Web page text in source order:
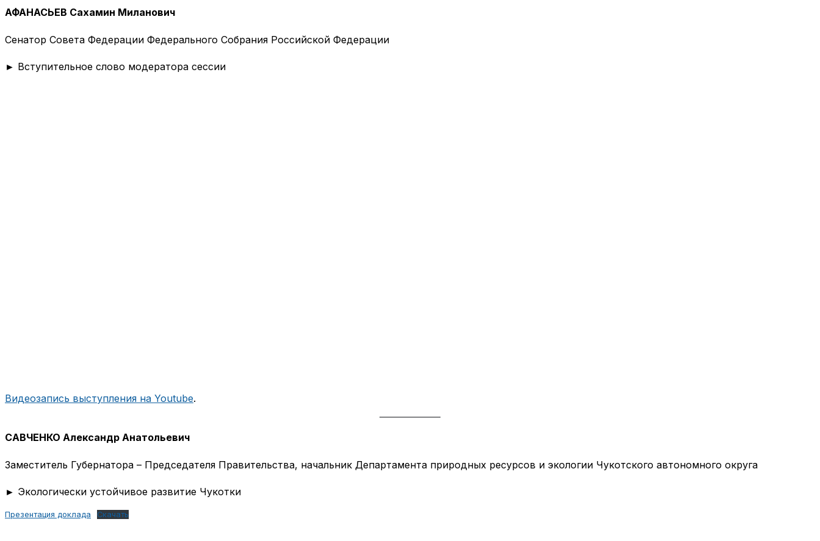
АФАНАСЬЕВ Сахамин Миланович
Сенатор Совета Федерации Федерального Собрания Российской Федерации
► Вступительное слово модератора сессии
Видеозапись выступления на Youtube.
САВЧЕНКО Александр Анатольевич
Заместитель Губернатора – Председателя Правительства, начальник Департамента природных ресурсов и экологии Чукотского автономного округа
► Экологически устойчивое развитие Чукотки
Презентация доклада Скачать